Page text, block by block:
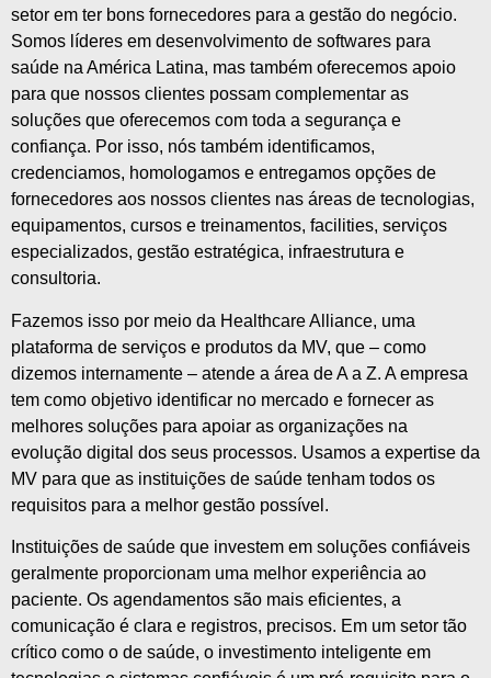
setor em ter bons fornecedores para a gestão do negócio.
Somos líderes em desenvolvimento de softwares para
saúde na América Latina, mas também oferecemos apoio
para que nossos clientes possam complementar as
soluções que oferecemos com toda a segurança e
confiança. Por isso, nós também identificamos,
credenciamos, homologamos e entregamos opções de
fornecedores aos nossos clientes nas áreas de tecnologias,
equipamentos, cursos e treinamentos, facilities, serviços
especializados, gestão estratégica, infraestrutura e
consultoria.
Fazemos isso por meio da Healthcare Alliance, uma
plataforma de serviços e produtos da MV, que – como
dizemos internamente – atende a área de A a Z. A empresa
tem como objetivo identificar no mercado e fornecer as
melhores soluções para apoiar as organizações na
evolução digital dos seus processos. Usamos a expertise da
MV para que as instituições de saúde tenham todos os
requisitos para a melhor gestão possível.
Instituições de saúde que investem em soluções confiáveis
geralmente proporcionam uma melhor experiência ao
paciente. Os agendamentos são mais eficientes, a
comunicação é clara e registros, precisos. Em um setor tão
crítico como o de saúde, o investimento inteligente em